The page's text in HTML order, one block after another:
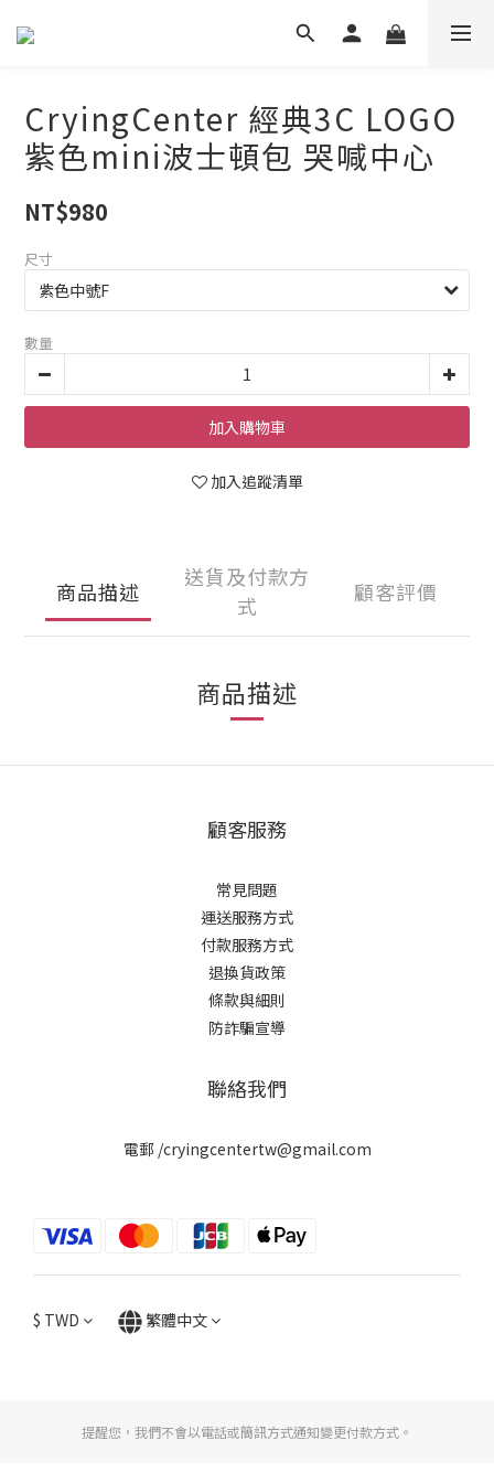
CryingCenter 經典3C LOGO
紫色mini波士頓包 哭喊中心
NT$980
尺寸
數量
加入購物車
加入追蹤清單
商品描述
送貨及付款方
式
顧客評價
商品描述
顧客服務
常見問題
運送服務方式
付款服務方式
退換貨政策
條款與細則
防詐騙宣導
聯絡我們
電郵 /cryingcentertw@gmail.com
$ TWD 繁體中文
提醒您，我們不會以電話或簡訊方式通知變更付款方式。